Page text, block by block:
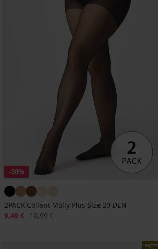
-50%
2PACK Collant Molly Plus Size 20 DEN
Sconto
9,49 € Prezzo originale
18,99 €